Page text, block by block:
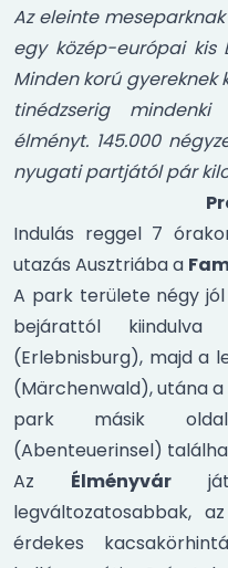
Az eleinte
egy közép-európai kis
Minden korú gyereknek
tinédzserig
élményt. 145.000
nyugati partjától pár
Indulás reggel 7
utazás Ausztriába a
A park területe négy
bejárattól
(Erlebnisburg), majd a
(Märchenwald), utána a
park másik
(Abenteuerinsel)
Az Élményvár
legváltozatosabbak,
érdekes